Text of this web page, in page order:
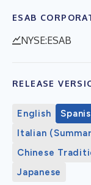
ESAB
NYSE:ESAB
RELEASE
English
Italian
Chinese
Japanese